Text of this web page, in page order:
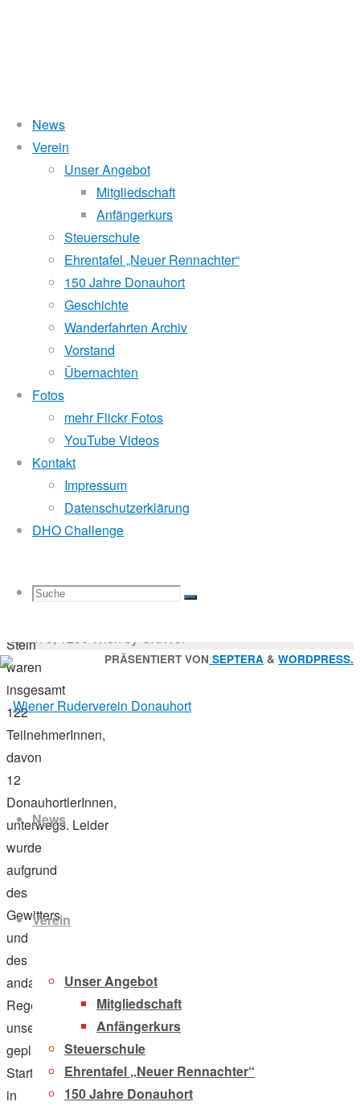
News
Verein
Unser Angebot
Mitgliedschaft
Anfängerkurs
Steuerschule
Ehrentafel „Neuer Rennachter“
150 Jahre Donauhort
Geschichte
Wanderfahrten Archiv
Vorstand
Übernachten
Fotos
mehr Flickr Fotos
YouTube Videos
Kontakt
Impressum
Datenschutzerklärung
DHO Challenge
Suche
Suchen
nach:
Suche
Zum
Inhalt
springenNews
Verein
Unser Angebot
Mitgliedschaft
Anfängerkurs
Steuerschule
Ehrentafel „Neuer Rennachter“
150 Jahre Donauhort
Sternfahrt
Stein
2019
2019
Zur
Sternfahrt
Stein
waren
insgesamt
122
TeilnehmerInnen,
davon
12
DonauhortlerInnen,
unterwegs. Leider
wurde
aufgrund
des
Gewitters
und
des
andauernden
Regens
unser
geplanter
Start
in
Wasserstand Donau
Liegt der Wasserstand in Korneuburg (KORN)
beim Donauhort nicht gerudert.
Pegelstände (DoRIS)
Seichtstellen
Schleusenstatus
Windfinder Kuchelauer Hafen
Mitglied der
Godfrey Donauhort Club Kit
Sternfahrten Archiv
Ruderlinks-
Impressum-
nach:
Sporn 9, 1200 Wien by GruWol
PRÄSENTIERT VON SEPTERA & WORDPRESS.
Zurück
nach
oben